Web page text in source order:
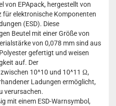
von EPApack, hergestellt von
für elektronische Komponenten
(ESD). Diese
Beutel mit einer Größe von
von 0,078 mm sind aus
gefertigt und weisen
auf. Der
10^10 und 10^11 Ω,
Ladungen ermöglicht,
verursachen.
mit einem ESD-Warnsymbol,